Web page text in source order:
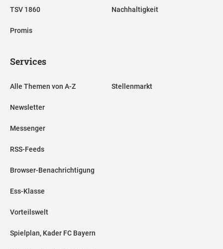
TSV 1860
Promis
Nachhaltigkeit
Services
Alle Themen von A-Z
Newsletter
Messenger
RSS-Feeds
Browser-Benachrichtigung
Ess-Klasse
Vorteilswelt
Spielplan, Kader FC Bayern
Stellenmarkt